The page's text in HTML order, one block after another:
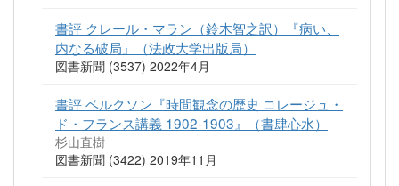
書評 クレール・マラン（鈴木智之訳）『病い、
内なる破局』（法政大学出版局）
図書新聞 (3537) 2022年4月
書評 ベルクソン『時間観念の歴史 コレージュ・
ド・フランス講義 1902-1903』（書肆心水）
杉山直樹
図書新聞 (3422) 2019年11月